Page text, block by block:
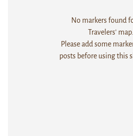
No markers found
Travelers' map.
Please add some
posts before using this